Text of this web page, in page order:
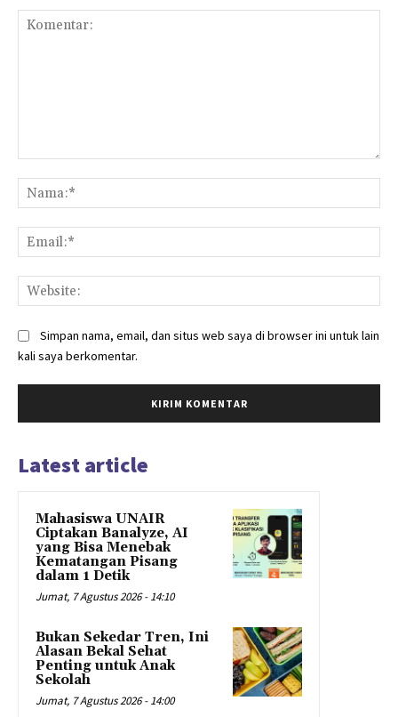
Simpan nama, email, dan situs web saya di browser ini untuk lain
kali saya berkomentar.
Latest article
Mahasiswa UNAIR
Ciptakan Banalyze, AI
yang Bisa Menebak
Kematangan Pisang
dalam 1 Detik
Jumat, 7 Agustus 2026 - 14:10
Bukan Sekedar Tren, Ini
Alasan Bekal Sehat
Penting untuk Anak
Sekolah
Jumat, 7 Agustus 2026 - 14:00